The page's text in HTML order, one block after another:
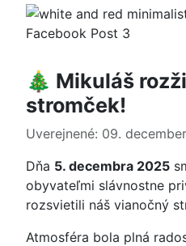
🎄 Mikuláš
stromček!
Uverejnené: 09.
Dňa 5. decembra 2025
obyvateľmi slávnostne
rozsvietili náš vianočný
Atmosféra bola plná